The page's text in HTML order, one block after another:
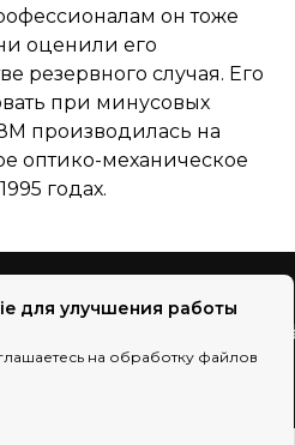
он тоже
оценили его
резервного случая. Его
при минусовых
производилась на
оптико-механическое
годах.
для улучшения работы
на обработку файлов